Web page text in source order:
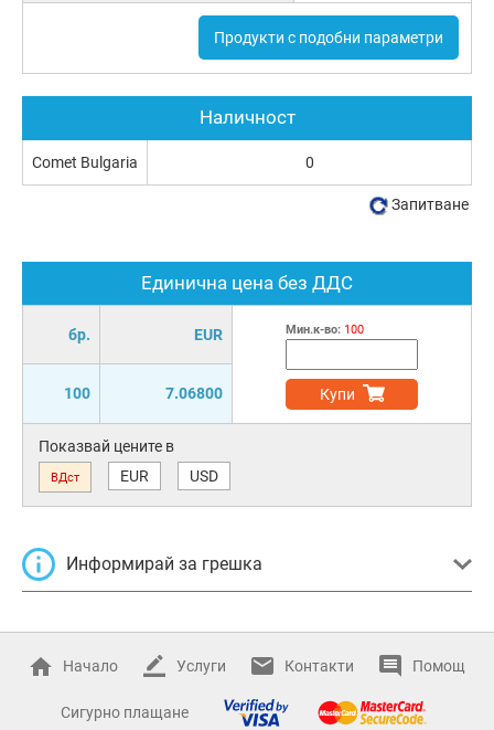
Продукти с подобни параметри
Единична цена без ДДС
бр. EUR
100 7.06800
Мин.к-во: 100
Купи
Показвай цените в
ВДст EUR USD
Информирай за грешка
Наличност
Comet Bulgaria 0
Запитване
Начало Услуги Контакти Помощ
Сигурно плащане